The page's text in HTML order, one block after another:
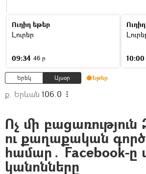
Ուղիղ եթեր
Լուրեր
09:34 46 ր 10:00
Երեկ Այսօր Եթեր
ք. Երևան 106.0
Ոչ մի
ու քաղաքական
համար․ Facebook-ը
կանոնները